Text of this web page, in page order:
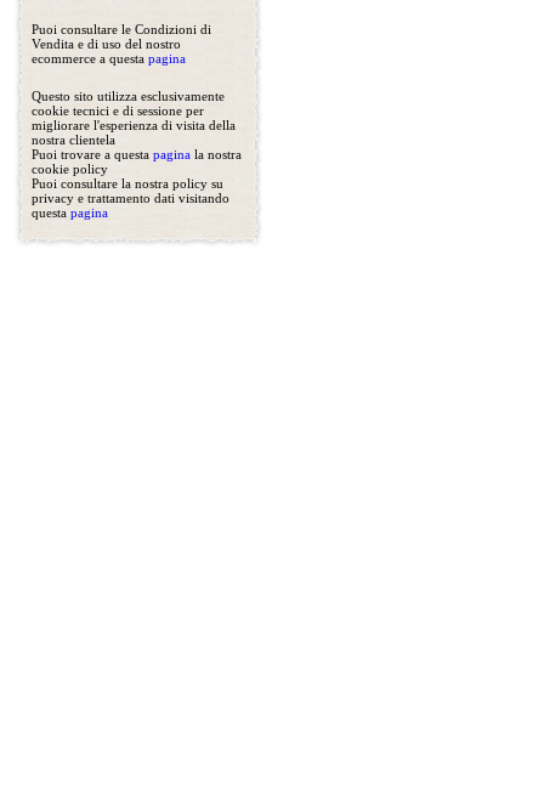
Puoi consultare le Condizioni di
Vendita e di uso del nostro
ecommerce a questa pagina
Questo sito utilizza esclusivamente
cookie tecnici e di sessione per
migliorare l'esperienza di visita della
nostra clientela
Puoi trovare a questa paginala nostra
cookie policy
Puoi consultare la nostra policy su
privacy e trattamento dati visitando
questa pagina